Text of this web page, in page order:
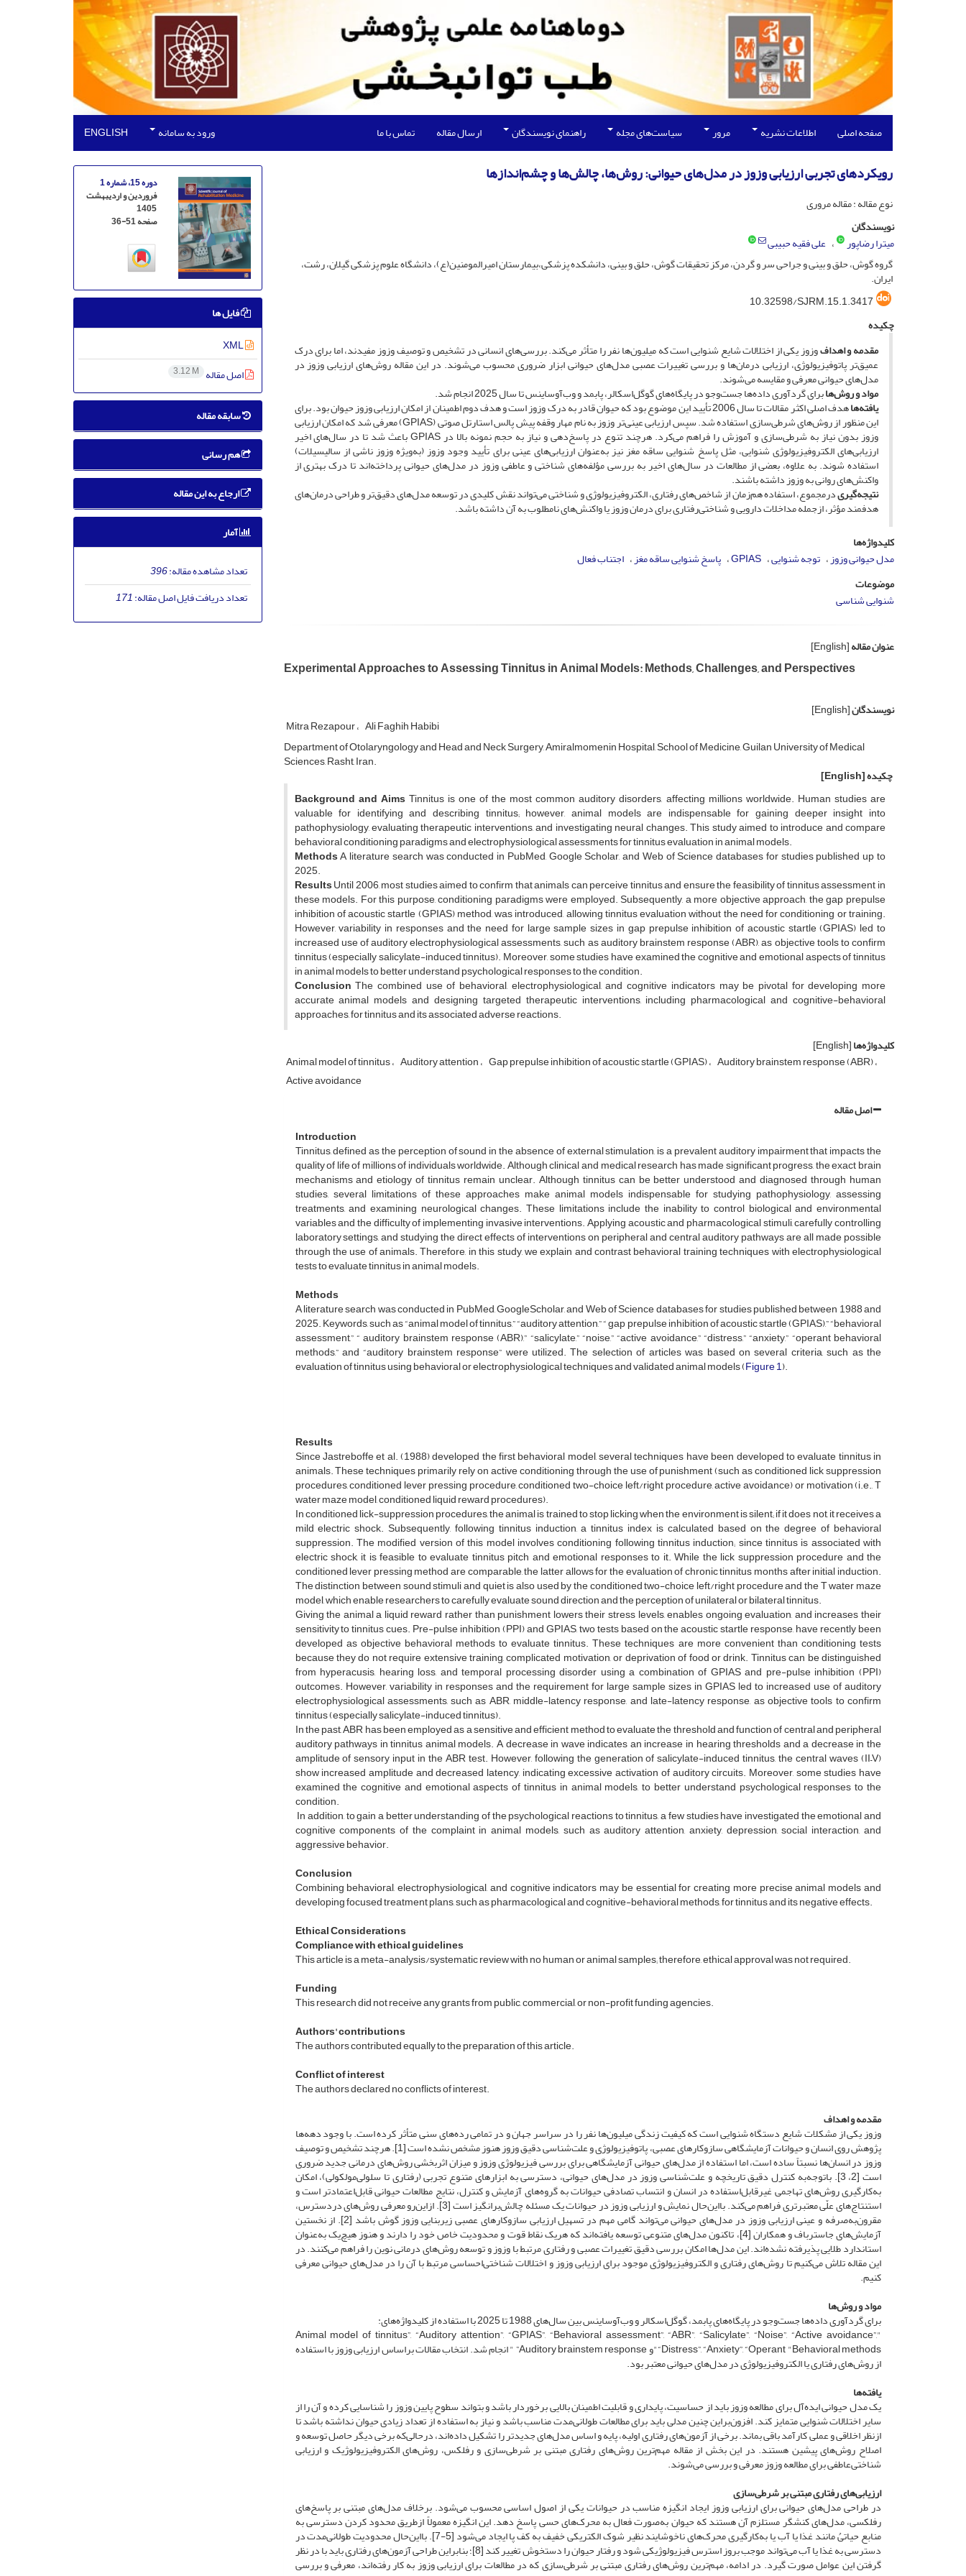
صفحه اصلی اطلاعات نشریه مرور سیاست‌های مجله راهنمای نویسندگان ارسال مقاله تماس با ما ورود به سامانه ENGLISH
رویکردهای تجربی ارزیابی وزوز در مدل‌های حیوانی: روش‌ها، چالش‌ها و چشم‌اندازها
نوع مقاله : مقاله مروری
نویسندگان
میترا رضاپور
علی فقیه حبیبی
گروه گوش، حلق و بینی و جراحی سر و گردن، مرکز تحقیقات گوش، حلق و بینی، دانشکده پزشکی،بیمارستان امیرالمومنین(ع)، دانشگاه علوم پزشکی گیلان، رشت،
ایران.
10.32598/SJRM.15.1.3417
چکیده
مقدمه و اهدافوزوز یکی از اختلالات شایع شنوایی است که میلیون‌ها نفر را متأثر می‌کند. بررسی‌های انسانی در تشخیص و توصیف وزوز مفیدند، اما برای درک
عمیق‌تر پاتوفیزیولوژی، ارزیابی درمان‌ها و بررسی تغییرات عصبی مدل‌های حیوانی ابزار ضروری محسوب می‌شوند. در این مقاله روش‌های ارزیابی وزوز در
مدل‌های حیوانی معرفی و مقایسه می‌شوند.
مواد و روش‌هابرای گردآوری داده‌ها جست‌وجو در پایگاه‌های گوگل‌اسکالر، پابمد و وب‌آوساینس تا سال 2025 انجام شد.
یافته‌ها هدف اصلی اکثر مقالات تا سال 2006 تأیید این موضوع بود که حیوان قادر به درک وزوز است و هدف دوم اطمینان از امکان ارزیابی وزوز حیوان بود. برای
این منظور از روش‌های شرطی‌سازی استفاده شد. سپس ارزیابی عینی‌تر وزوز به نام مهار وقفه پیش پالس استارتل صوتی (GPIAS) معرفی شد که امکان ارزیابی
وزوز بدون نیاز به شرطی‌سازی و آموزش را فراهم می‌کرد. هرچند تنوع در پاسخ‌دهی و نیاز به حجم نمونه بالا در GPIAS باعث شد تا در سال‌های اخیر
ارزیابی‌های الکتروفیزیولوژی شنوایی، مثل پاسخ شنوایی ساقه مغز نیز به‌عنوان ارزیابی‌های عینی برای تأیید وجود وزوز (‌به‌ویژه وزوز ناشی از سالیسیلات)
استفاده شوند. به علاوه، بعضی از مطالعات در سال‌های اخیر به بررسی مؤلفه‌های شناختی و عاطفی وزوز در مدل‌های حیوانی پرداخته‌اند تا درک بهتری از
واکنش‌های روانی به وزوز داشته باشند.
نتیجه‌گیریدر‌مجموع، استفاده هم‌زمان از شاخص‌های رفتاری، الکتروفیزیولوژی و شناختی می‌تواند نقش کلیدی در توسعه مدل‌های دقیق‌تر و طراحی درمان‌های
هدفمند مؤثر، از‌جمله مداخلات دارویی و شناختی‌‌رفتاری برای درمان وزوز یا واکنش‌های نامطلوب به آن داشته باشد.
کلیدواژه‌ها
مدل حیوانی وزوز توجه شنوایی GPIAS پاسخ شنوایی ساقه مغز اجتناب فعال
موضوعات
شنوایی شناسی
عنوان مقاله[English]
Experimental Approaches to Assessing Tinnitus in Animal Models: Methods, Challenges, and Perspectives
نویسندگان[English]
Mitra Rezapour Ali Faghih Habibi
Department of Otolaryngology and Head and Neck Surgery, Amiralmomenin Hospital, School of Medicine, Guilan University of Medical
Sciences, Rasht, Iran.
چکیده[English]
Background and Aims Tinnitus is one of the most common auditory disorders, affecting millions worldwide. Human studies are
valuable for identifying and describing tinnitus; however, animal models are indispensable for gaining deeper insight into
pathophysiology, evaluating therapeutic interventions, and investigating neural changes. This study aimed to introduce and compare
behavioral conditioning paradigms and electrophysiological assessments for tinnitus evaluation in animal models.
MethodsA literature search was conducted in PubMed, Google Scholar, and Web of Science databases for studies published up to
2025.
ResultsUntil 2006, most studies aimed to confirm that animals can perceive tinnitus and ensure the feasibility of tinnitus assessment in
these models. For this purpose, conditioning paradigms were employed. Subsequently, a more objective approach, the gap prepulse
inhibition of acoustic startle (GPIAS) method, was introduced, allowing tinnitus evaluation without the need for conditioning or training.
However, variability in responses and the need for large sample sizes in gap prepulse inhibition of acoustic startle (GPIAS) led to
increased use of auditory electrophysiological assessments, such as auditory brainstem response (ABR), as objective tools to confirm
tinnitus (especially salicylate-induced tinnitus). Moreover, some studies have examined the cognitive and emotional aspects of tinnitus
in animal models to better understand psychological responses to the condition.
Conclusion The combined use of behavioral, electrophysiological, and cognitive indicators may be pivotal for developing more
accurate animal models and designing targeted therapeutic interventions, including pharmacological and cognitive-behavioral
approaches, for tinnitus and its associated adverse reactions.
کلیدواژه‌ها[English]
Animal model of tinnitus Auditory attention Gap prepulse inhibition of acoustic startle (GPIAS) Auditory brainstem response (ABR)
Active avoidance
اصل مقاله
Introduction
Tinnitus, defined as the perception of sound in the absence of external stimulation, is a prevalent auditory impairment that impacts the
quality of life of millions of individuals worldwide. Although clinical and medical research has made significant progress, the exact brain
mechanisms and etiology of tinnitus remain unclear. Although tinnitus can be better understood and diagnosed through human
studies, several limitations of these approaches make animal models indispensable for studying pathophysiology, assessing
treatments, and examining neurological changes. These limitations include the inability to control biological and environmental
variables and the difficulty of implementing invasive interventions. Applying acoustic and pharmacological stimuli, carefully controlling
laboratory settings, and studying the direct effects of interventions on peripheral and central auditory pathways are all made possible
through the use of animals. Therefore, in this study, we explain and contrast behavioral training techniques with electrophysiological
tests to evaluate tinnitus in animal models.
Methods
A literature search was conducted in PubMed, GoogleScholar, and Web of Science databases for studies published between 1988 and
2025. Keywords, such as “animal model of tinnitus,” “auditory attention,” “ gap prepulse inhibition of acoustic startle (GPIAS),” “behavioral
assessment,” “ auditory brainstem response (ABR),” “salicylate,” “noise,” “active avoidance,” “distress,” “anxiety,” “operant behavioral
methods,” and “auditory brainstem response” were utilized. The selection of articles was based on several criteria, such as the
evaluation of tinnitus using behavioral or electrophysiological techniques and validated animal models (Figure 1).
Results
Since Jastreboffe et al. (1988) developed the first behavioral model, several techniques have been developed to evaluate tinnitus in
animals. These techniques primarily rely on active conditioning through the use of punishment (such as conditioned lick suppression
procedures, conditioned lever pressing procedure, conditioned two-choice left/right procedure, active avoidance) or motivation (i.e., T
water maze model, conditioned liquid reward procedures).
In conditioned lick-suppression procedures, the animal is trained to stop licking when the environment is silent; if it does not, it receives a
mild electric shock. Subsequently, following tinnitus induction, a tinnitus index is calculated based on the degree of behavioral
suppression. The modified version of this model involves conditioning following tinnitus induction; since tinnitus is associated with
electric shock, it is feasible to evaluate tinnitus pitch and emotional responses to it. While the lick suppression procedure and the
conditioned lever pressing method are comparable, the latter allows for the evaluation of chronic tinnitus months after initial induction.
The distinction between sound stimuli and quiet is also used by the conditioned two-choice left/right procedure and the T water maze
model, which enable researchers to carefully evaluate sound direction and the perception of unilateral or bilateral tinnitus.
Giving the animal a liquid reward rather than punishment lowers their stress levels, enables ongoing evaluation, and increases their
sensitivity to tinnitus cues. Pre-pulse inhibition (PPI) and GPIAS, two tests based on the acoustic startle response, have recently been
developed as objective behavioral methods to evaluate tinnitus. These techniques are more convenient than conditioning tests
because they do not require extensive training, complicated motivation, or deprivation of food or drink. Tinnitus can be distinguished
from hyperacusis, hearing loss, and temporal processing disorder using a combination of GPIAS and pre-pulse inhibition (PPI)
outcomes. However, variability in responses and the requirement for large sample sizes in GPIAS led to increased use of auditory
electrophysiological assessments, such as ABR, middle-latency response, and late-latency response, as objective tools to confirm
tinnitus (especially salicylate-induced tinnitus).
In the past, ABR has been employed as a sensitive and efficient method to evaluate the threshold and function of central and peripheral
auditory pathways in tinnitus animal models. A decrease in wave indicates an increase in hearing thresholds and a decrease in the
amplitude of sensory input in the ABR test. However, following the generation of salicylate-induced tinnitus, the central waves (II–V)
show increased amplitude and decreased latency, indicating excessive activation of auditory circuits. Moreover, some studies have
examined the cognitive and emotional aspects of tinnitus in animal models, to better understand psychological responses to the
condition.
In addition, to gain a better understanding of the psychological reactions to tinnitus, a few studies have investigated the emotional and
cognitive components of the complaint in animal models, such as auditory attention, anxiety, depression, social interaction, and
aggressive behavior.
Conclusion
Combining behavioral, electrophysiological, and cognitive indicators may be essential for creating more precise animal models and
developing focused treatment plans, such as pharmacological and cognitive-behavioral methods, for tinnitus and its negative effects.
Ethical Considerations
Compliance with ethical guidelines
This article is a meta-analysis/systematic review with no human or animal samples; therefore, ethical approval was not required.
Funding
This research did not receive any grants from public, commercial, or non-profit funding agencies.
Authors' contributions
The authors contributed equally to the preparation of this article.
Conflict of interest
The authors declared no conflicts of interest.
مقدمه و اهداف
وزوز یکی از مشکلات شایع دستگاه شنوایی است که کیفیت زندگی میلیون‌ها نفر را در سراسر جهان و در تمامی رده‌های سنی متأثر کرده است. با وجود دهه‌ها
پژوهش روی انسان و حیوانات آزمایشگاهی سازوکارهای عصبی، پاتوفیزیولوژی و علت‌شناسی دقیق وزوز هنوز مشخص نشده است [1]. هرچند تشخیص و توصیف
وزوز در انسان‌ها نسبتاً ساده است، اما استفاده از مدل‌های حیوانی آزمایشگاهی برای بررسی فیزیولوژی وزوز و میزان اثربخشی روش‌های درمانی جدید ضروری
است [2، 3]. با‌توجه‌به کنترل دقیق تاریخچه و علت‌شناسی وزوز در مدل‌های حیوانی، دسترسی به ابزارهای متنوع تجربی (رفتاری تا سلولی‌مولکولی)، امکان
به‌کارگیری روش‌های تهاجمی غیرقابل‌استفاده در انسان و انتساب تصادفی حیوانات به گروه‌های آزمایش و کنترل، نتایج مطالعات حیوانی قابل‌اعتمادتر است و
استنتاج‌های علّی معتبرتری فراهم می‌کند. با‌این‌حال نمایش و ارزیابی وزوز در حیوانات یک مسئله چالش‌برانگیز است [3]. از‌این‌رو معرفی روش‌های دردسترس،
مقرون‌به‌صرفه و عینی ارزیابی وزوز در مدل‌های حیوانی می‌تواند گامی مهم در تسهیل ارزیابی سازوکارهای عصبی زیربنایی وزوز گوش باشد [2]. از نخستین
آزمایش‌های جاسترباف و همکاران [4]، تاکنون مدل‌های متنوعی توسعه یافته‌اند که هر‌یک نقاط قوت و محدودیت خاص خود را دارند و هنوز هیچ‌یک به‌عنوان
استاندارد طلایی پذیرفته نشده‌اند. این مدل‌ها امکان بررسی دقیق تغییرات عصبی و رفتاری مرتبط با وزوز و توسعه روش‌های درمانی نوین را فراهم می‌کنند. در
این مقاله تلاش می‌کنیم تا روش‌های رفتاری و الکتروفیزیولوژی موجود برای ارزیابی وزوز و اختلالات شناختی‌احساسی مرتبط با آن را در مدل‌های حیوانی معرفی
کنیم.
مواد و روش‌ها
برای گردآوری داده‌ها جست‌وجو در پایگاه‌های پابمد، گوگل‌اسکالر و وب‌آوساینس بین سال‌های 1988 تا 2025 با استفاده از کلیدواژه‌های:
"Animal model of tinnitus”, “Auditory attention”, “GPIAS”, “Behavioral assessment”, “ABR”, “Salicylate”, “Noise”, “Active avoidance”,
“Distress”, “Anxiety”, “Operant "Behavioral methods"و Auditory brainstem response” " انجام شد. انتخاب مقالات براساس ارزیابی وزوز با استفاده
از روش‌های رفتاری یا الکتروفیزیولوژی در مدل‌های حیوانی معتبر بود.
یافته‌ها
یک مدل حیوانی ایده‌آل برای مطالعه‌ وزوز باید از حساسیت، پایداری و قابلیت اطمینان بالایی برخوردار باشد و بتواند سطوح پایین وزوز را شناسایی کرده و آن را از
سایر اختلالات شنوایی متمایز کند. افزون‌بر‌این چنین مدلی باید برای مطالعات طولانی‌مدت مناسب باشد و نیاز به استفاده از تعداد زیادی حیوان نداشته باشد تا
از‌نظر اخلاقی و عملی کارآمد باقی بماند. برخی از آزمون‌های رفتاری اولیه، پایه و اساس مدل‌های جدیدتر را تشکیل داده‌اند، در‌حالی‌که برخی دیگر حاصل توسعه و
اصلاح روش‌های پیشین هستند. در این بخش از مقاله مهم‌ترین روش‌های رفتاری مبتنی بر شرطی‌سازی و رفلکس، روش‌های الکتروفیزیولوژیک و ارزیابی
شناختی‌عاطفی برای مطالعه‌ وزوز معرفی و بررسی می‌شوند.
ارزیابی‌های رفتاری مبتنی بر شرطی‌سازی
در طراحی مدل‌های حیوانی برای ارزیابی وزوز ایجاد انگیزه‌ مناسب در حیوانات یکی از اصول اساسی محسوب می‌شود. برخلاف مدل‌های مبتنی بر پاسخ‌های
رفلکسی، مدل‌های کنشگر مستلزم آن هستند که حیوان به‌‌صورت فعال به محرک‌های حسی پاسخ دهد. این انگیزه معمولاً از‌طریق محدود کردن دسترسی به
منابع حیاتیُ مانند غذا یا آب یا به‌کارگیری محرک‌های ناخوشایند نظیر شوک الکتریکی خفیف به کف پا ایجاد می‌شود [5-7]. با‌این‌حال محدودیت طولانی‌مدت در
دسترسی به غذا یا آب می‌تواند موجب بروز استرس فیزیولوژیکی شود و رفتار حیوان را دستخوش تغییر کند [8]؛ بنابراین طراحی آزمون‌های رفتاری باید با در نظر
گرفتن این عوامل صورت گیرد. در ادامه، مهم‌ترین روش‌های رفتاری مبتنی بر شرطی‌سازی که در مطالعات برای ارزیابی وزوز به کار رفته‌اند، معرفی و بررسی
دوره 15، شماره 1
فروردین و اردیبهشت
1405
صفحه36-51
فایل ها
XML
اصل مقاله 3.12 M
سابقه مقاله
هم رسانی
ارجاع به این مقاله
آمار
تعداد مشاهده مقاله:396
تعداد دریافت فایل اصل مقاله:171